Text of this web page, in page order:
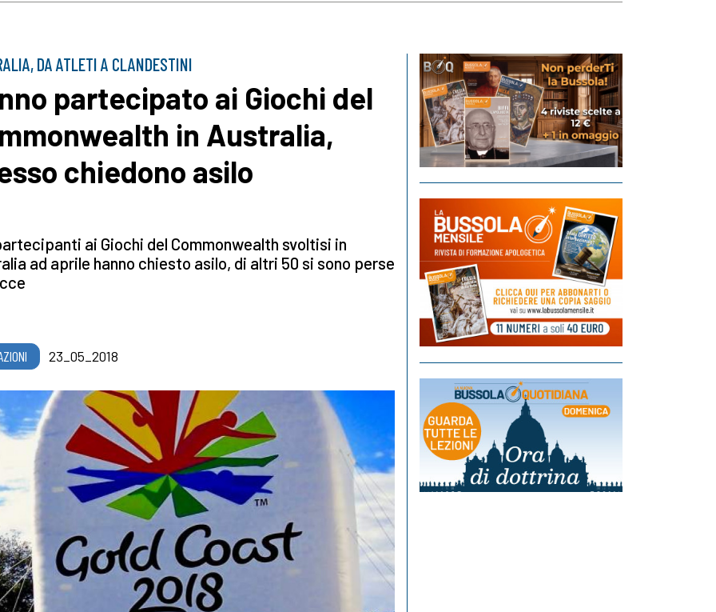
DA ATLETI A CLANDESTINI
partecipato ai Giochi del
in Australia,
chiedono asilo
ai Giochi del Commonwealth svoltisi in
ad aprile hanno chiesto asilo, di altri 50 si sono perse
23_05_2018